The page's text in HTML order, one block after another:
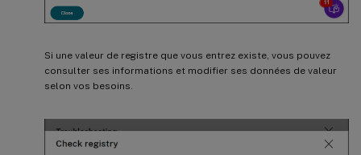
Si une valeur de registre que vous entrez existe, vous pouvez
consulter ses informations et modifier ses données de valeur
selon vos besoins.